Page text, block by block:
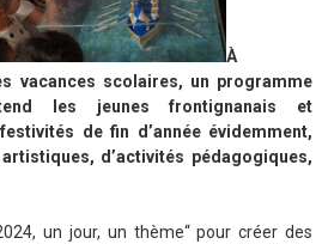
À
vacances scolaires, un programme
les jeunes frontignanais et
de fin d’année évidemment,
d’activités pédagogiques,
un jour, un thème“ pour créer des